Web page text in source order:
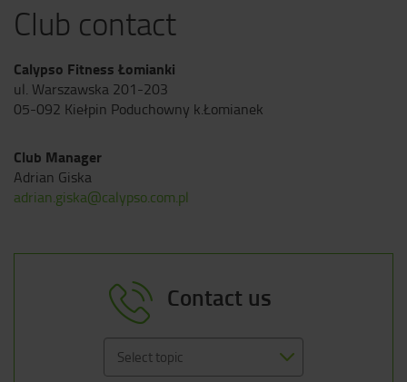
Club contact
Calypso Fitness Łomianki
ul. Warszawska 201-203
05-092 Kiełpin Poduchowny k.Łomianek
Club Manager
Adrian Giska
adrian.giska@calypso.com.pl
Contact us
Select topic